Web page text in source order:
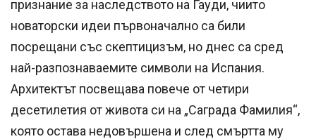
признание за наследството на Гауди, чиито
новаторски идеи първоначално са били
посрещани със скептицизъм, но днес са сред
най-разпознаваемите символи на Испания.
Архитектът посвещава повече от четири
десетилетия от живота си на „Саграда Фамилия“,
която остава недовършена и след смъртта му